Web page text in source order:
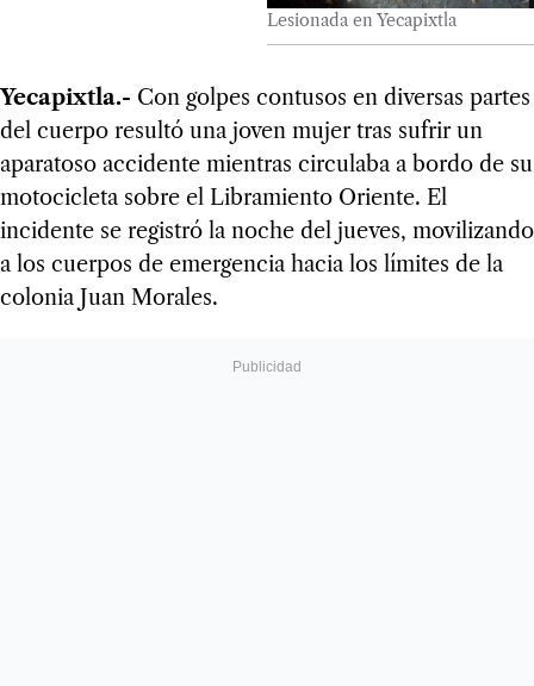
Lesionada en Yecapixtla
Yecapixtla.- Con golpes contusos en diversas partes
del cuerpo resultó una joven mujer tras sufrir un
aparatoso accidente mientras circulaba a bordo de su
motocicleta sobre el Libramiento Oriente. El
incidente se registró la noche del jueves, movilizando
a los cuerpos de emergencia hacia los límites de la
colonia Juan Morales.